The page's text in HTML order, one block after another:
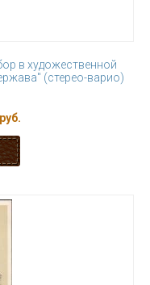
в художественной
(стерео-варио)